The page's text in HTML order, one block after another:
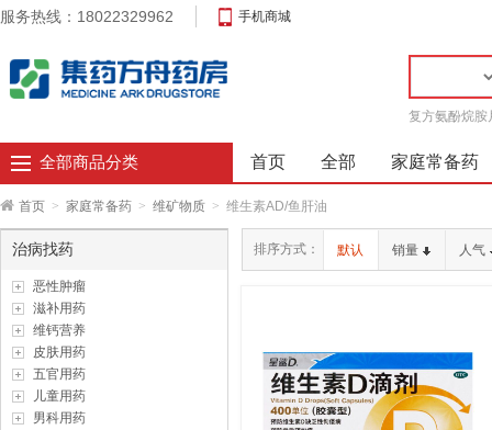
服务热线：18022329962 手机商城
复方氨酚烷胺
全部商品分类 首页 全部 家庭常备药
首页 > 家庭常备药 > 维矿物质 > 维生素AD/鱼肝油
治病找药
恶性肿瘤
滋补用药
维钙营养
皮肤用药
五官用药
儿童用药
男科用药
排序方式： 默认 销量 人气